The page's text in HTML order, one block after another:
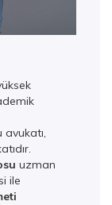
uzman
ile